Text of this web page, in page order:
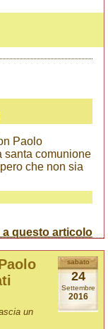
Paolo
santa comunione
che non sia
questo articolo
sabato
24
Settembre
2016
un